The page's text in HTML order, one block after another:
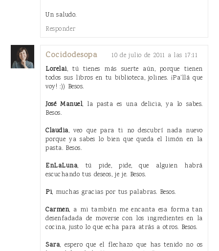
Un saludo.
Responder
Cocidodesopa
10 de julio de 2011 a las 17:11
Lorelai, tú tienes más suerte aún, porque tienen
todos sus libros en tu biblioteca, jolines. ¡Pa'llá que
voy! :)) Besos.
José Manuel, la pasta es una delicia, ya lo sabes.
Besos.
Claudia, veo que para ti no descubrí nada nuevo
porque ya sabes lo bien que queda el limón en la
pasta. Besos.
EnLaLuna, tú pide, pide, que alguien habrá
escuchando tus deseos, je je. Besos.
Pi, muchas gracias por tus palabras. Besos.
Carmen, a mi también me encanta esa forma tan
desenfadada de moverse con los ingredientes en la
cocina, justo lo que echa para atrás a otros. Besos.
Sara, espero que el flechazo que has tenido no os